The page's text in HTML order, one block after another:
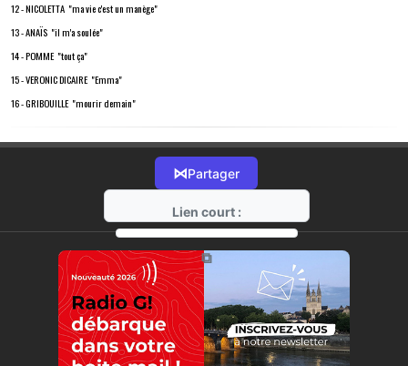
12 - NICOLETTA "ma vie c'est un manège"
13 - ANAÏS "il m'a soulée"
14 - POMME "tout ça"
15 - VERONIC DICAIRE "Emma"
16 - GRIBOUILLE "mourir demain"
⋈Partager
Lien court :
https://radio-g.fr?16622
⧉